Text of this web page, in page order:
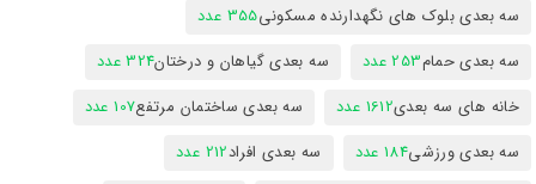
سه بعدی بلوک های نگهدارنده مسکونی355 عدد
سه بعدی حمام253 عدد سه بعدی گیاهان و درختان324 عدد
خانه های سه بعدی1612 عدد سه بعدی ساختمان مرتفع107 عدد
سه بعدی ورزشی184 عدد سه بعدی افراد212 عدد